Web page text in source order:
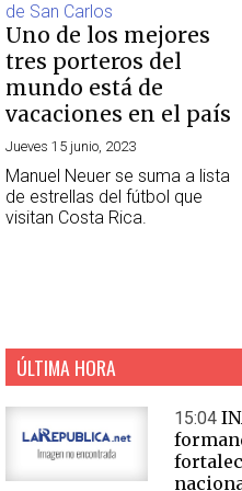
Uno de los mejores
tres porteros del
mundo está de
vacaciones en el país
Jueves 15 junio, 2023
Manuel Neuer se suma a lista
de estrellas del fútbol que
visitan Costa Rica.
ÚLTIMA HORA
15:04